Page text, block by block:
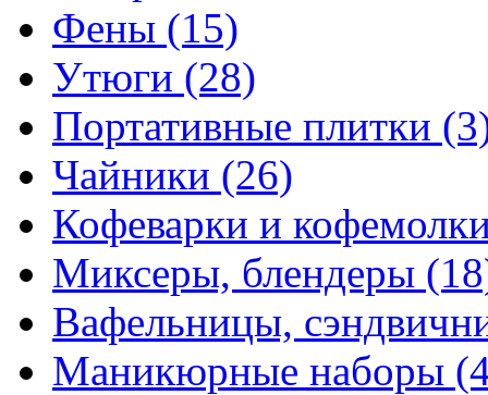
Фены (15)
Утюги (28)
Портативные плитки
Чайники (26)
Кофеварки и
Миксеры, блендеры
Вафельницы,
Маникюрные наборы